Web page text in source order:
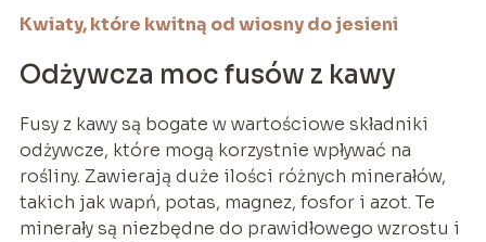
Kwiaty, które kwitną od wiosny do jesieni
Odżywcza moc fusów z kawy
Fusy z kawy są bogate w wartościowe składniki
odżywcze, które mogą korzystnie wpływać na
rośliny. Zawierają duże ilości różnych minerałów,
takich jak wapń, potas, magnez, fosfor i azot. Te
minerały są niezbędne do prawidłowego wzrostu i